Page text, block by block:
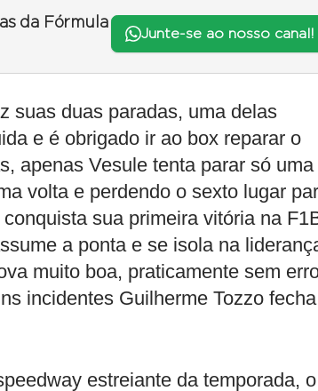
da Fórmula
Junte-se ao nosso canal!
suas duas paradas, uma delas
e é obrigado ir ao box reparar o
apenas Vesule tenta parar só uma
volta e perdendo o sexto lugar
sua primeira vitória na
a ponta e se isola na
muito boa, praticamente sem
incidentes Guilherme Tozzo
estreiante da temporada, o